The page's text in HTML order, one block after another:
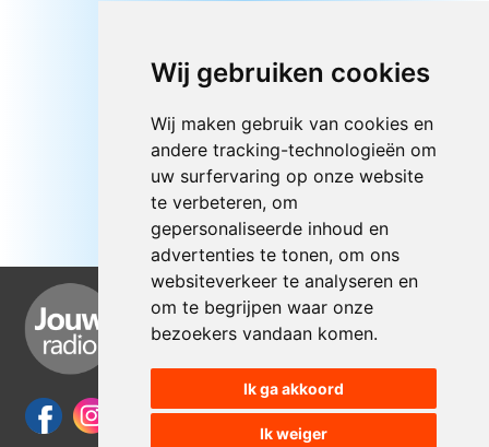
Wij gebruiken cookies
Wij maken gebruik van cookies en
andere tracking-technologieën om
uw surfervaring op onze website
te verbeteren, om
gepersonaliseerde inhoud en
advertenties te tonen, om ons
websiteverkeer te analyseren en
om te begrijpen waar onze
bezoekers vandaan komen.
Ik ga akkoord
Ik weiger